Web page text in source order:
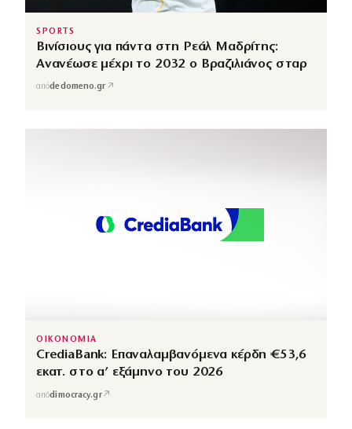
SPORTS
Βινίσιους για πάντα στη Ρεάλ Μαδρίτης:
Ανανέωσε μέχρι το 2032 ο Βραζιλιάνος σταρ
απόdedomeno.gr ↗
ΟΙΚΟΝΟΜΙΑ
CrediaBank: Επαναλαμβανόμενα κέρδη €53,6
εκατ. στο α’ εξάμηνο του 2026
απόdimocracy.gr↗